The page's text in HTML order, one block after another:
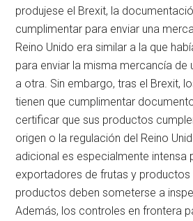
produjese el Brexit, la
cumplimentar para enviar una
Reino Unido era similar a la que
para enviar la misma mercancía de
a otra. Sin embargo, tras el Brexit,
tienen que cumplimentar
certificar que sus productos
origen o la regulación del Reino
adicional es especialmente intensa
exportadores de frutas y productos
productos deben someterse a
Además, los controles en frontera